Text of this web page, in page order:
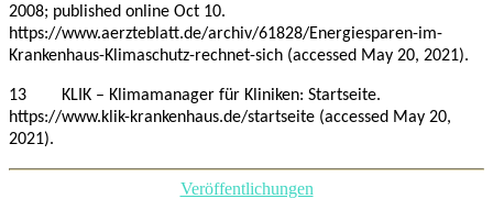
2008; published online Oct 10.
https://www.aerzteblatt.de/archiv/61828/Energiesparen-im-
Krankenhaus-Klimaschutz-rechnet-sich (accessed May 20, 2021).
13 KLIK – Klimamanager für Kliniken: Startseite.
https://www.klik-krankenhaus.de/startseite (accessed May 20,
2021).
Kategorien
Veröffentlichungen